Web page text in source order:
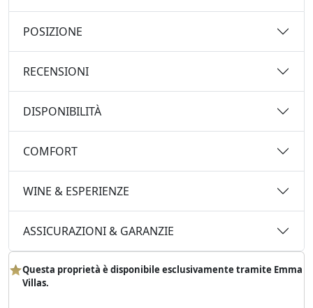
POSIZIONE
RECENSIONI
DISPONIBILITÀ
COMFORT
WINE & ESPERIENZE
ASSICURAZIONI & GARANZIE
Questa proprietà è disponibile esclusivamente tramite Emma
Villas.